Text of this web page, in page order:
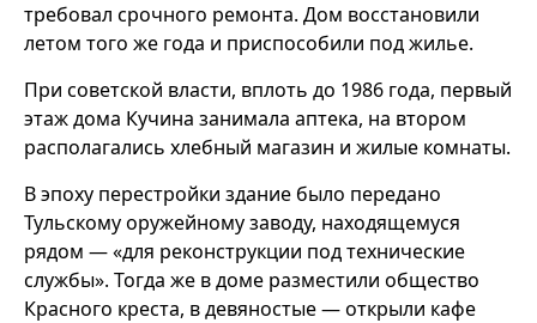
требовал срочного ремонта. Дом восстановили
летом того же года и приспособили под жилье.
При советской власти, вплоть до 1986 года, первый
этаж дома Кучина занимала аптека, на втором
располагались хлебный магазин и жилые комнаты.
В эпоху перестройки здание было передано
Тульскому оружейному заводу, находящемуся
рядом — «для реконструкции под технические
службы». Тогда же в доме разместили общество
Красного креста, в девяностые — открыли кафе